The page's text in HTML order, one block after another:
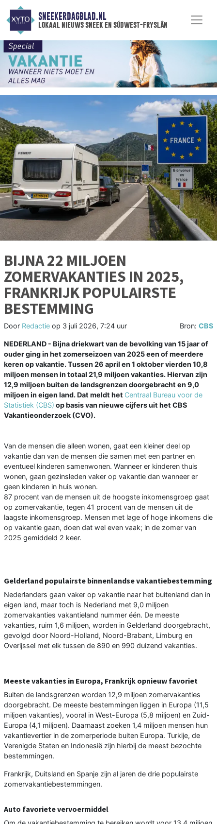
SNEEKERDAGBLAD.NL
lokaal nieuws sneek en súdwest-fryslân
BIJNA 22 MILJOEN
ZOMERVAKANTIES IN 2025,
FRANKRIJK POPULAIRSTE
BESTEMMING
Door Redactie op 3 juli 2026, 7:24 uur Bron: CBS
NEDERLAND - Bijna driekwart van de bevolking van 15 jaar of
ouder ging in het zomerseizoen van 2025 een of meerdere
keren op vakantie. Tussen 26 april en 1 oktober vierden 10,8
miljoen mensen in totaal 21,9 miljoen vakanties. Hiervan zijn
12,9 miljoen buiten de landsgrenzen doorgebracht en 9,0
miljoen in eigen land. Dat meldt het Centraal Bureau voor de
Statistiek (CBS) op basis van nieuwe cijfers uit het CBS
Vakantieonderzoek (CVO).
Van de mensen die alleen wonen, gaat een kleiner deel op
vakantie dan van de mensen die samen met een partner en
eventueel kinderen samenwonen. Wanneer er kinderen thuis
wonen, gaan gezinsleden vaker op vakantie dan wanneer er
geen kinderen in huis wonen.
87 procent van de mensen uit de hoogste inkomensgroep gaat
op zomervakantie, tegen 41 procent van de mensen uit de
laagste inkomensgroep. Mensen met lage of hoge inkomens die
op vakantie gaan, doen dat wel even vaak; in de zomer van
2025 gemiddeld 2 keer.
Gelderland populairste binnenlandse vakantiebestemming
Nederlanders gaan vaker op vakantie naar het buitenland dan in
eigen land, maar toch is Nederland met 9,0 miljoen
zomervakanties vakantieland nummer één. De meeste
vakanties, ruim 1,6 miljoen, worden in Gelderland doorgebracht,
gevolgd door Noord-Holland, Noord-Brabant, Limburg en
Overijssel met elk tussen de 890 en 990 duizend vakanties.
Meeste vakanties in Europa, Frankrijk opnieuw favoriet
Buiten de landsgrenzen worden 12,9 miljoen zomervakanties
doorgebracht. De meeste bestemmingen liggen in Europa (11,5
miljoen vakanties), vooral in West-Europa (5,8 miljoen) en Zuid-
Europa (4,1 miljoen). Daarnaast zoeken 1,4 miljoen mensen hun
vakantievertier in de zomerperiode buiten Europa. Turkije, de
Verenigde Staten en Indonesië zijn hierbij de meest bezochte
bestemmingen.
Frankrijk, Duitsland en Spanje zijn al jaren de drie populairste
zomervakantiebestemmingen.
Auto favoriete vervoermiddel